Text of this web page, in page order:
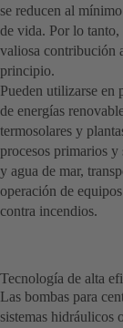
se reducen al
de vida. Por lo
valiosa contribución
principio.
Pueden utilizarse en
de energías
termosolares y
procesos primarios
y agua de mar,
operación de
contra incendios.
Tecnología de alta
Las bombas para
sistemas hidráulicos